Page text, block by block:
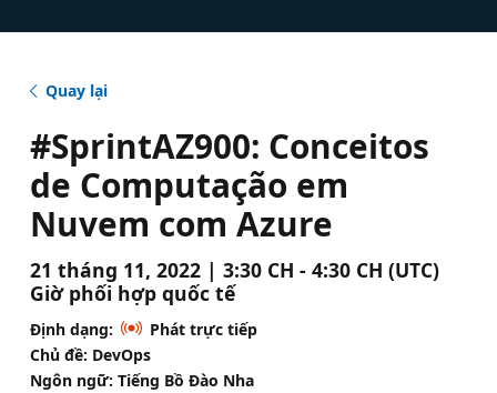
Quay lại
#SprintAZ900: Conceitos
de Computação em
Nuvem com Azure
21 tháng 11, 2022 | 3:30 CH - 4:30 CH (UTC)
Giờ phối hợp quốc tế
Định dạng:
Phát trực tiếp
Chủ đề: DevOps
Ngôn ngữ: Tiếng Bồ Đào Nha